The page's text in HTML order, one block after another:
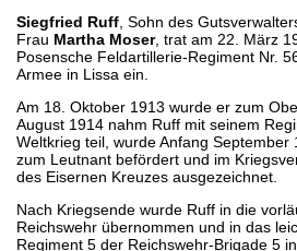
Siegfried Ruff , Sohn des
Frau Martha Moser, trat am 22. März
Posensche Feldartillerie-Regiment Nr.
Armee in Lissa ein.
Am 18. Oktober 1913 wurde er zum
August 1914 nahm Ruff mit seinem
Weltkrieg teil, wurde Anfang September
zum Leutnant befördert und im
des Eisernen Kreuzes ausgezeichnet.
Nach Kriegsende wurde Ruff in die
Reichswehr übernommen und in das
Regiment 5 der Reichswehr-Brigade 5